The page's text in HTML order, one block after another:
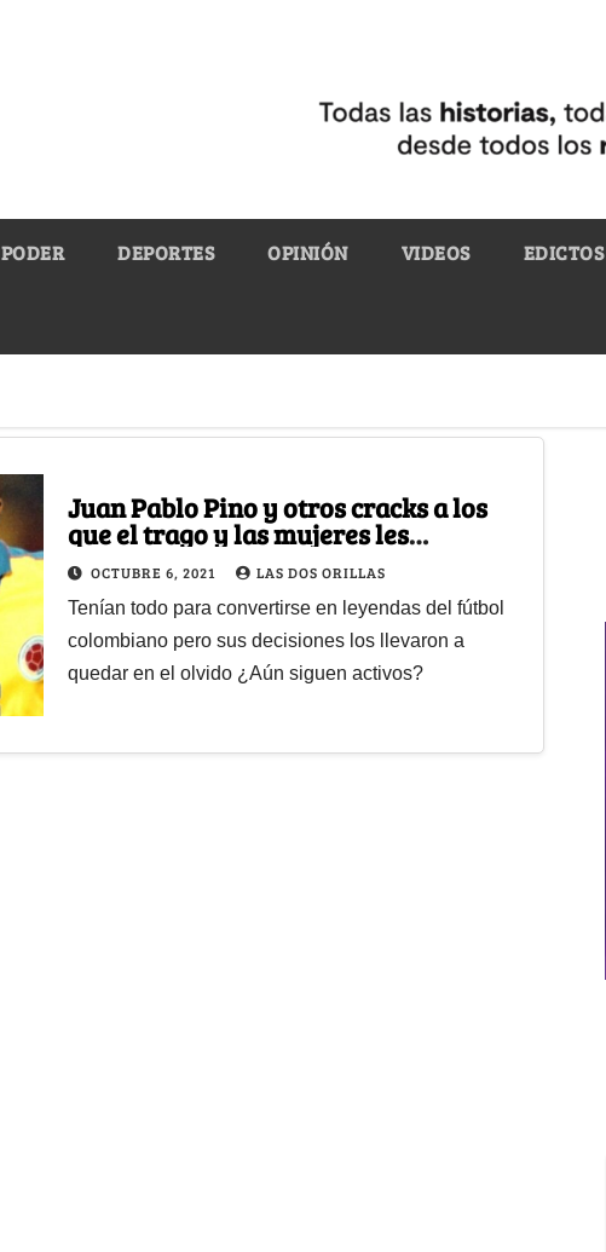
PODER DEPORTES OPINIÓN VIDEOS EDICTOS
Juan Pablo Pino y otros cracks a los
que el trago y las mujeres les
acabaron la carrera
OCTUBRE 6, 2021 LAS DOS ORILLAS
Tenían todo para convertirse en leyendas del fútbol
colombiano pero sus decisiones los llevaron a
quedar en el olvido ¿Aún siguen activos?